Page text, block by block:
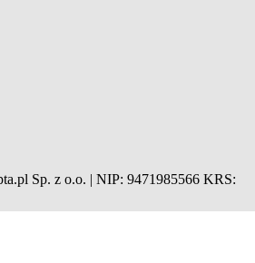
Sp. z o.o. | NIP: 9471985566 KRS: